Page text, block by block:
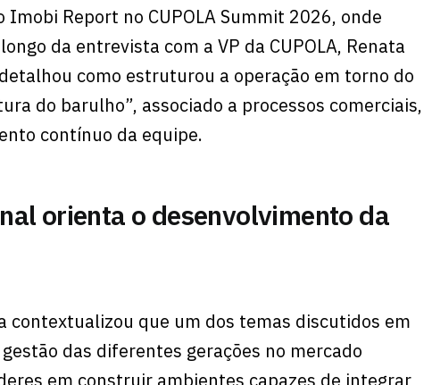
Imobi Report no CUPOLA Summit 2026, onde
da entrevista com a VP da CUPOLA, Renata
como estruturou a operação em torno do
do barulho”, associado a processos comerciais,
contínuo da equipe.
orienta o desenvolvimento da
contextualizou que um dos temas discutidos em
das diferentes gerações no mercado
em construir ambientes capazes de integrar